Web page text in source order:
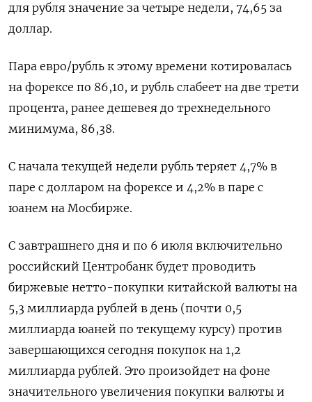
для ‌рубля значение за четыре недели, 74,65 за
доллар.
Пара евро/рубль к этому времени котировалась
на форексе по 86,10, и рубль слабеет на две трети ​
процента, ранее дешевея до трехнедельного
минимума, 86,38.
С начала текущей недели рубль теряет 4,7% в
паре с долларом на форексе ‌и 4,2% в паре с
юанем на Мосбирже.
С завтрашнего дня и по 6 июля включительно
российский Центробанк будет ​проводить
биржевые нетто-покупки китайской валюты на
5,3 миллиарда рублей в день (почти 0,5
миллиарда юаней по текущему курсу) против
завершающихся сегодня покупок ‌на 1,2
миллиарда рублей. Это произойдет на фоне
значительного увеличения покупки валюты и